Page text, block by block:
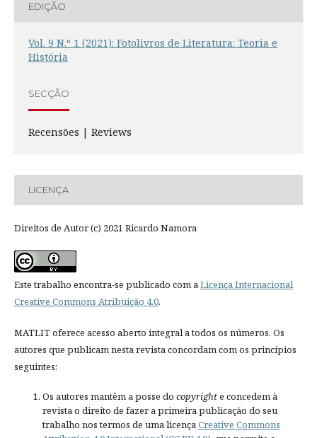
EDIÇÃO
Vol. 9 N.º 1 (2021): Fotolivros de Literatura: Teoria e
História
SECÇÃO
Recensões | Reviews
LICENÇA
Direitos de Autor (c) 2021 Ricardo Namora
Este trabalho encontra-se publicado com aLicença Internacional
Creative Commons Atribuição 4.0.
MATLIT oferece acesso aberto integral a todos os números. Os
autores que publicam nesta revista concordam com os princípios
seguintes:
Os autores mantêm a posse do copyrighte concedem à
revista o direito de fazer a primeira publicação do seu
trabalho nos termos de uma licençaCreative Commons